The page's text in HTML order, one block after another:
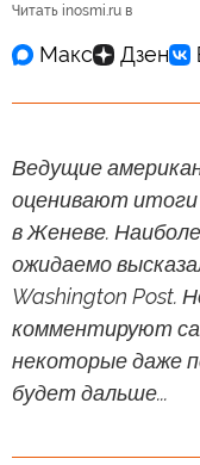
Читать inosmi.ru в
Ведущие
оценивают итоги
в Женеве.
ожидаемо
Washington Post.
комментируют
некоторые даже
будет дальше...